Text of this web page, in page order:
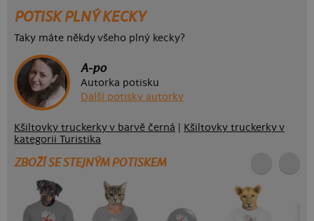
POTISK PLNÝ KECKY
Taky máte někdy všeho plný kecky?
A-po
Autorka potisku
Další potisky autorky
Kšiltovky truckerky v barvě černá
Kšiltovky truckerky v
kategorii Turistika
ZBOŽÍ SE STEJNÝM POTISKEM